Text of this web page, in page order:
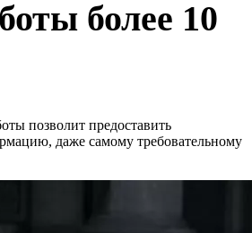
более 10
позволит предоставить
даже самому требовательному